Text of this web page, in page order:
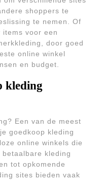
shoppers te
te nemen. Of
voor een
door goed
online winkel
en budget.
kleding
Een van de meest
goedkoop kleding
online winkels die
kleding
tot opkomende
sites bieden vaak